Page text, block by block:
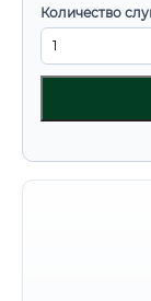
Количество